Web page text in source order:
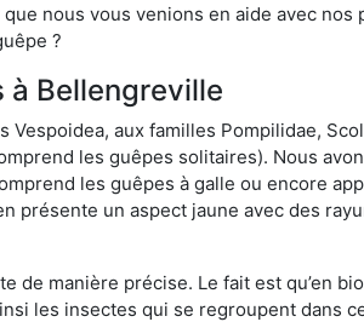
que nous vous venions en aide avec
?
à Bellengreville
aux familles Pompilidae,
les guêpes solitaires). Nous
les guêpes à galle ou encore
présente un aspect jaune avec des
manière précise. Le fait est qu’en
les insectes qui se regroupent dans